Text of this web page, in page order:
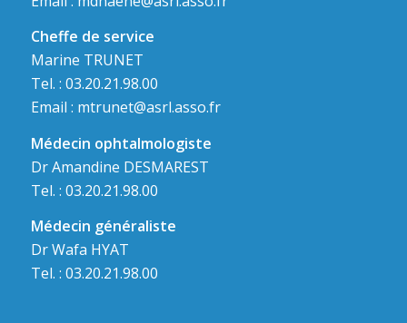
Cheffe de service
Marine TRUNET
Tel. : 03.20.21.98.00
Email : mtrunet@asrl.asso.fr
Médecin ophtalmologiste
Dr Amandine DESMAREST
Tel. : 03.20.21.98.00
Médecin généraliste
Dr Wafa HYAT
Tel. : 03.20.21.98.00